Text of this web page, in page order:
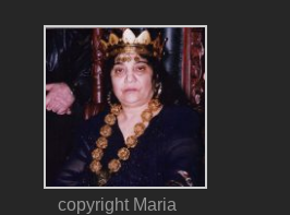
copyright Maria